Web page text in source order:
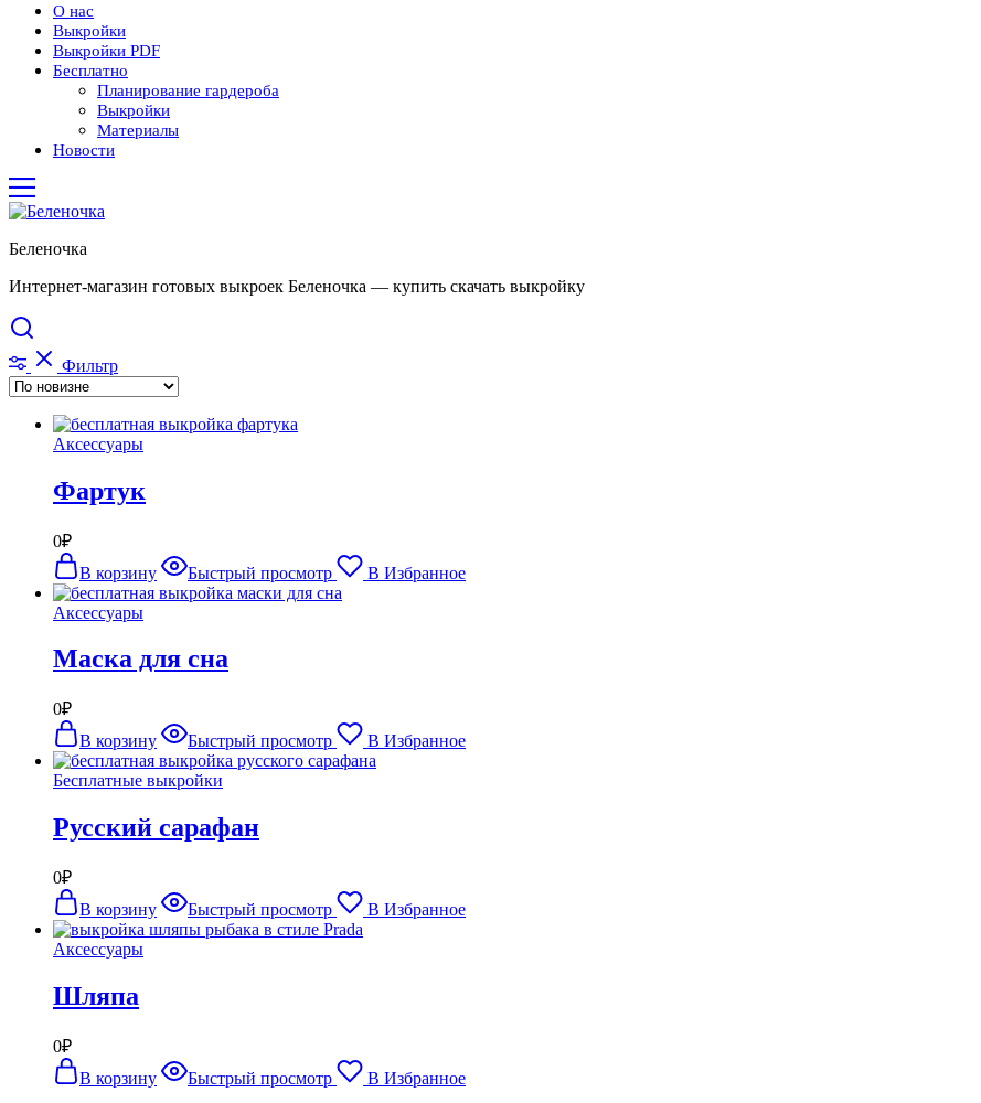
О нас
Выкройки
Выкройки PDF
Бесплатно
Планирование гардероба
Выкройки
Материалы
Новости
Беленочка
Интернет-магазин готовых выкроек Беленочка — купить скачать выкройку
Фильтр
Аксессуары
Фартук
0₽
В корзину
Быстрый просмотр В Избранное
Аксессуары
Маска для сна
0₽
В корзину
Быстрый просмотр В Избранное
Бесплатные выкройки
Русский сарафан
0₽
В корзину
Быстрый просмотр В Избранное
Аксессуары
Шляпа
0₽
В корзину
Быстрый просмотр
В Избранное